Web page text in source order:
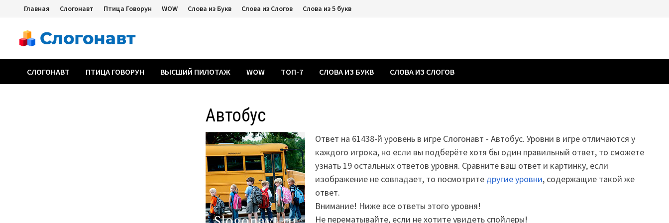
Перейти
содержимому
Главная Слогонавт Птица Говорун WOW Слова из Букв Слова из Слогов Слова из 5 букв
СЛОГОНАВТ ПТИЦА ГОВОРУН ВЫСШИЙ ПИЛОТАЖ WOW ТОП-7 СЛОВА ИЗ БУКВ СЛОВА ИЗ СЛОГОВ
Автобус
Ответ на 61438-й уровень в игре Слогонавт - Автобус. Уровни в игре отличаются у
каждого игрока, но если вы подберёте хотя бы один правильный ответ, то сможете
узнать 19 остальных ответов уровня. Сравните ваш ответ и картинку, если
изображение не совпадает, то посмотрите другие уровни, содержащие такой же
ответ.
Внимание! Ниже все ответы этого уровня!
Не перематывайте, если не хотите увидеть спойлеры!